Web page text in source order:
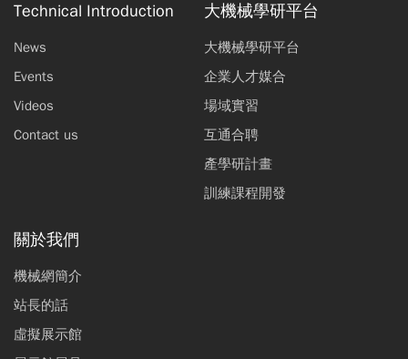
Technical Introduction
News
Events
Videos
Contact us
大機械學研平台
大機械學研平台
企業人才媒合
場域實習
互通合聘
產學研計畫
訓練課程開發
關於我們
機械網簡介
站長的話
虛擬展示館